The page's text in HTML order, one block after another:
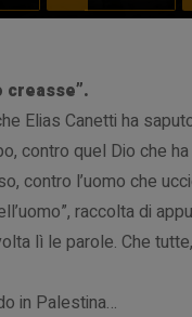
creasse”.
Elias Canetti ha
contro quel Dio che
contro l’uomo che
raccolta di
lì le parole. Che
in Palestina…